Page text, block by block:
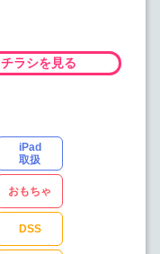
チラシを見る
iPad
取扱
おもちゃ
DSS